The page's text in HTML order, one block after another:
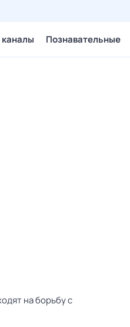
Познавательные
на борьбу с